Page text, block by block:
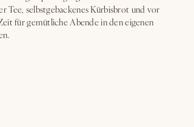
Tee, selbstgebackenes Kürbisbrot und vor
für gemütliche Abende in den eigenen